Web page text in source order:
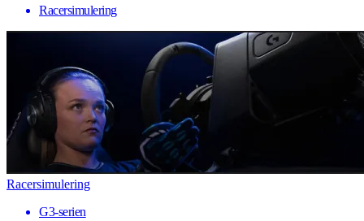
Racersimulering
Racersimulering
G3-serien